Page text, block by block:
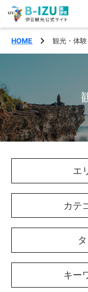
伊豆半島を知る
みる
あそぶ
あじわう
観光・体験
イベント
沼津市
三島市
特集
合
HOME 観光・体験
エ
カテ
キー